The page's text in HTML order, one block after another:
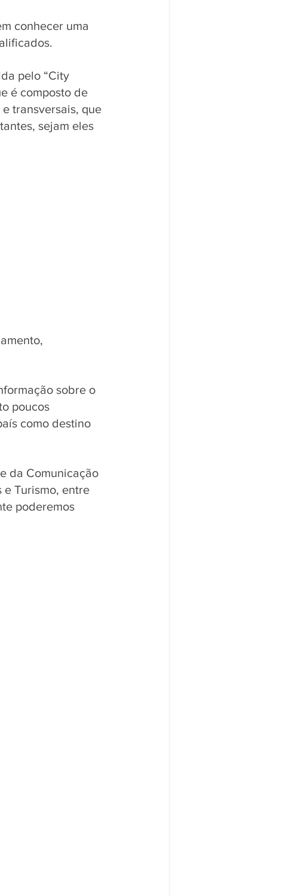
conhecer uma
pelo “City
é composto de
transversais, que
sejam eles
sobre o
poucos
como destino
da Comunicação
e Turismo, entre
poderemos